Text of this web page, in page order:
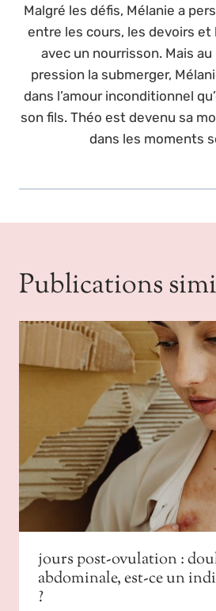
Malgré les défis, Mélanie a
entre les cours, les devoirs et
avec un nourrisson. Mais
pression la submerger,
dans l’amour inconditionnel
son fils. Théo est devenu sa
dans les moments
Publications
jours post-ovulation :
abdominale, est-ce un
?